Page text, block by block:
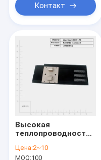
Контакт
Высокая
теплопроводность
холодной пластины
Цена:2~10
MOQ:100